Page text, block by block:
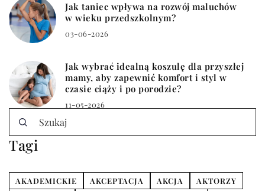
Jak taniec wpływa na rozwój maluchów
w wieku przedszkolnym?
03-06-2026
Jak wybrać idealną koszulę dla przyszłej
mamy, aby zapewnić komfort i styl w
czasie ciąży i po porodzie?
11-05-2026
Tagi
AKADEMICKIE AKCEPTACJA AKCJA
AKTORZY